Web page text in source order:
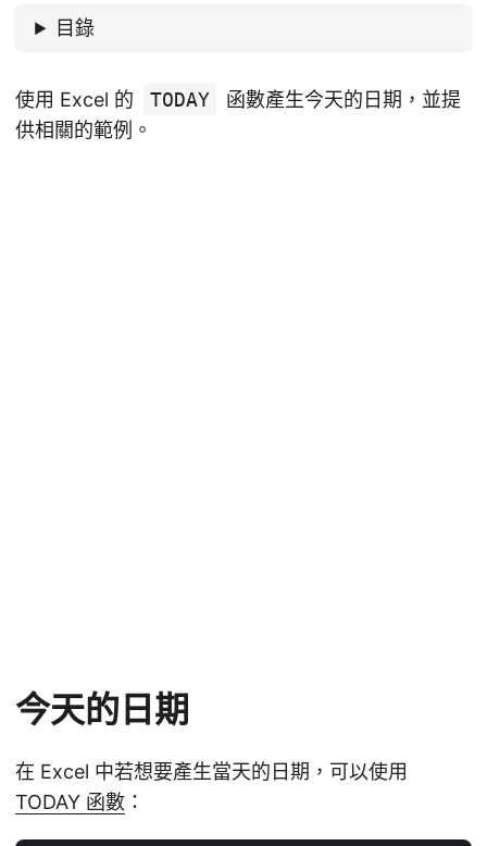
目錄
使用 Excel 的 TODAY
函數產生今天的日期，並提
供相關的範例。
今天的日期
在 Excel 中若想要產生當天的日期，可以使用
TODAY 函數 ：